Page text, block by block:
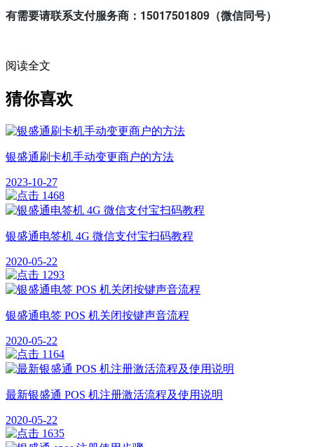
有需要请联系支付服务商：15017501809（微信同号）
阅读全文
猜你喜欢
银盛通刷卡机手动变更商户的方法
2023-10-27
1468
银盛通电签机 4G 微信支付宝扫码教程
2020-05-22
1293
银盛通电签 POS 机关闭按键声音流程
2020-05-22
1164
最新银盛通 POS 机注册激活流程及使用说明
2020-05-22
1635